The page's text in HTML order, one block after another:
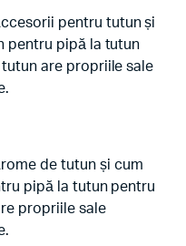
pentru tutun și
pentru pipă la tutun
are propriile sale
de tutun și cum
pipă la tutun pentru
propriile sale